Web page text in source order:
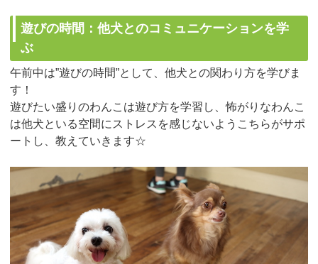
遊びの時間：他犬とのコミュニケーションを学
ぶ
午前中は”遊びの時間”として、他犬との関わり方を学びま
す！
遊びたい盛りのわんこは遊び方を学習し、怖がりなわんこ
は他犬といる空間にストレスを感じないようこちらがサポ
ートし、教えていきます☆